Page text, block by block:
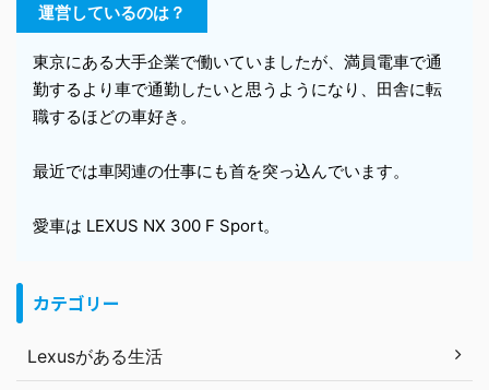
運営しているのは？
東京にある大手企業で働いていましたが、満員電車で通
勤するより車で通勤したいと思うようになり、田舎に転
職するほどの車好き。
最近では車関連の仕事にも首を突っ込んでいます。
愛車は LEXUS NX 300 F Sport。
カテゴリー
Lexusがある生活